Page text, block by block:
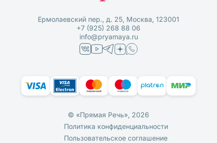
Ермолаевский пер., д. 25, Москва, 123001
+7 (925) 268 88 06
info@pryamaya.ru
© «Прямая Речь», 2026
Политика конфиденциальности
Пользовательское соглашение